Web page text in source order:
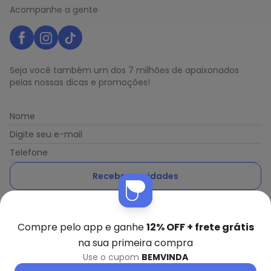
Acompanhe a gente
Seja você também um dos 7 milhões de apaixonados
pelas nossas dicas e promoções!
Nome
Digite seu e-mail
Telefone
Receber novidades
Ao enviar o cadastro, você concorda com a nossa
Compre pelo app e ganhe12% OFF + frete grátis
na sua primeira compra
Use o cupom BEMVINDA